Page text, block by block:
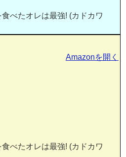
べたオレは最強! (カドカワ
べたオレは最強! (カドカワ
Amazonを開く